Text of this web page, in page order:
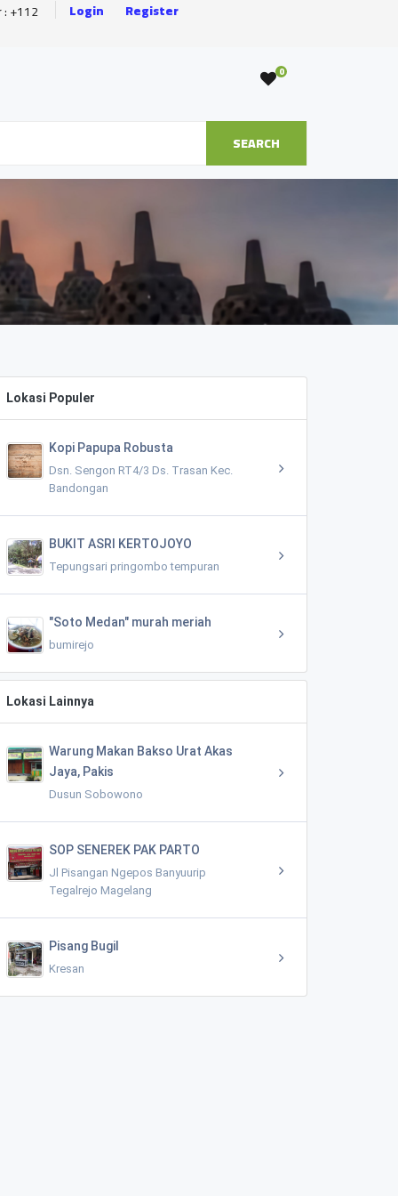
: +112 Login Register
0
SEARCH
Lokasi Populer
Kopi Papupa Robusta
Dsn. Sengon RT4/3 Ds. Trasan Kec.
Bandongan
BUKIT ASRI KERTOJOYO
Tepungsari pringombo tempuran
"Soto Medan" murah meriah
bumirejo
Lokasi Lainnya
Warung Makan Bakso Urat Akas
Jaya, Pakis
Dusun Sobowono
SOP SENEREK PAK PARTO
Jl Pisangan Ngepos Banyuurip
Tegalrejo Magelang
Pisang Bugil
Kresan